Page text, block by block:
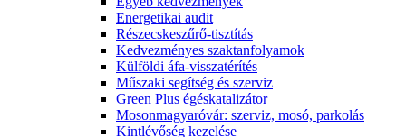
Energetikai audit
Részecskeszűrő-tisztítás
Kedvezményes szaktanfolyamok
Külföldi áfa-visszatérítés
Műszaki segítség és szerviz
Green Plus égéskatalizátor
Mosonmagyaróvár: szerviz, mosó, parkolás
Kintlévőség kezelése